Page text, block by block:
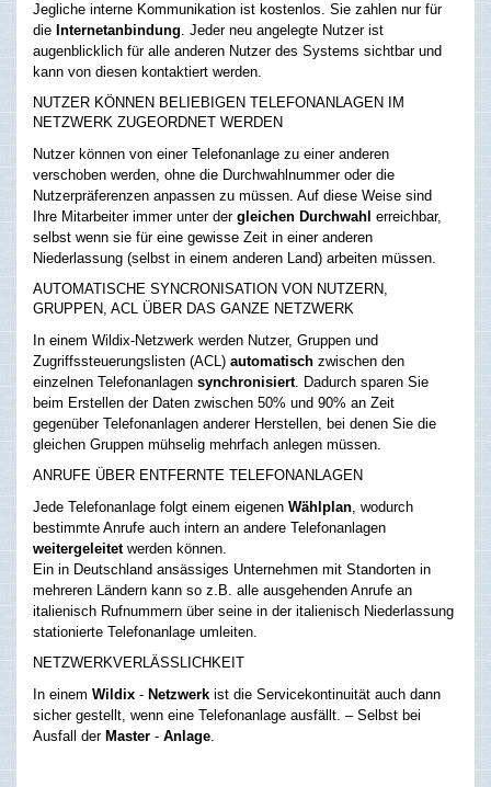
Jegliche interne Kommunikation ist kostenlos. Sie zahlen nur für
die Internetanbindung. Jeder neu angelegte Nutzer ist
augenblicklich für alle anderen Nutzer des Systems sichtbar und
kann von diesen kontaktiert werden.
NUTZER KÖNNEN BELIEBIGEN TELEFONANLAGEN IM
NETZWERK ZUGEORDNET WERDEN
Nutzer können von einer Telefonanlage zu einer anderen
verschoben werden, ohne die Durchwahlnummer oder die
Nutzerpräferenzen anpassen zu müssen. Auf diese Weise sind
Ihre Mitarbeiter immer unter der gleichen Durchwahl erreichbar,
selbst wenn sie für eine gewisse Zeit in einer anderen
Niederlassung (selbst in einem anderen Land) arbeiten müssen.
AUTOMATISCHE SYNCRONISATION VON NUTZERN,
GRUPPEN, ACL ÜBER DAS GANZE NETZWERK
In einem Wildix-Netzwerk werden Nutzer, Gruppen und
Zugriffssteuerungslisten (ACL) automatisch zwischen den
einzelnen Telefonanlagen synchronisiert. Dadurch sparen Sie
beim Erstellen der Daten zwischen 50% und 90% an Zeit
gegenüber Telefonanlagen anderer Herstellen, bei denen Sie die
gleichen Gruppen mühselig mehrfach anlegen müssen.
ANRUFE ÜBER ENTFERNTE TELEFONANLAGEN
Jede Telefonanlage folgt einem eigenen Wählplan, wodurch
bestimmte Anrufe auch intern an andere Telefonanlagen
weitergeleitetwerden können.
Ein in Deutschland ansässiges Unternehmen mit Standorten in
mehreren Ländern kann so z.B. alle ausgehenden Anrufe an
italienisch Rufnummern über seine in der italienisch Niederlassung
stationierte Telefonanlage umleiten.
NETZWERKVERLÄSSLICHKEIT
In einem Wildix - Netzwerk ist die Servicekontinuität auch dann
sicher gestellt, wenn eine Telefonanlage ausfällt. – Selbst bei
Ausfall der Master - Anlage.